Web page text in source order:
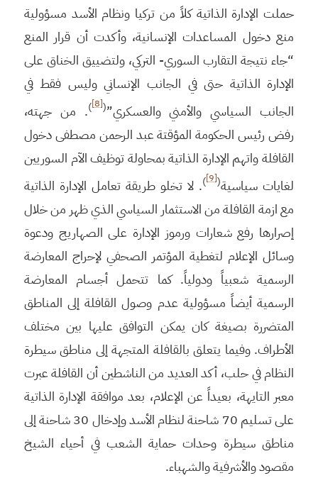
حملت الإدارة الذاتية كلاً من تركيا ونظام الأسد مسؤولية
منع دخول المساعدات الإنسانية، وأكدت أن قرار المنع
“جاء نتيجة التقارب السوري- التركي، ولتضييق الخناق على
الإدارة الذاتية حتى في الجانب الإنساني وليس فقط في
الجانب السياسي والأمني والعسكري”(
[8]
). من جهته،
رفض رئيس الحكومة المؤقتة عبد الرحمن مصطفى دخول
القافلة واتهم الإدارة الذاتية بمحاولة توظيف الآم السوريين
لغايات سياسية(
[9]
). لا تخلو طريقة تعامل الإدارة الذاتية
مع ازمة القافلة من الاستثمار السياسي الذي ظهر من خلال
إصرارها رفع شعارات ورموز الإدارة على الصهاريج ودعوة
وسائل الإعلام لتغطية المؤتمر الصحفي لإحراج المعارضة
الرسمية شعبياً ودولياً. كما تتحمل أجسام المعارضة
الرسمية أيضاً مسؤولية عدم وصول القافلة إلى المناطق
المتضررة بصيغة كان يمكن التوافق عليها بين مختلف
الأطراف. وفيما يتعلق بالقافلة المتجهة إلى مناطق سيطرة
النظام في حلب، أكد العديد من الناشطين أن القافلة عبرت
معبر التايهة، بعيداً عن الإعلام، بعد موافقة الإدارة الذاتية
على تسليم 70 شاحنة لنظام الأسد وإدخال 30 شاحنة إلى
مناطق سيطرة وحدات حماية الشعب في أحياء الشيخ
مقصود والأشرفية والشهباء.